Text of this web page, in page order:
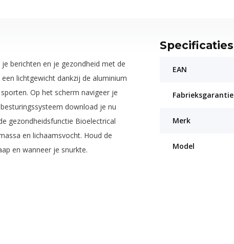
berichten en je gezondheid met de
lichtgewicht dankzij de aluminium
Op het scherm navigeer je
download je nu
gezondheidsfunctie Bioelectrical
en lichaamsvocht. Houd de
en wanneer je snurkte.
Specificaties
EAN
Fabrieksgarantie
Merk
Model